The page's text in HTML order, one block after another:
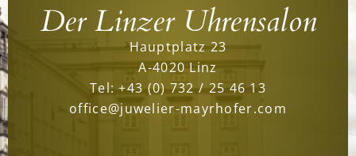
Der Linzer Uhrensalon
Hauptplatz 23
A-4020 Linz
Tel:+43 (0) 732 / 25 46 13
office@juwelier-mayrhofer.com